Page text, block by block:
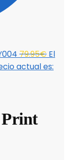
79.95€ El
actual es: